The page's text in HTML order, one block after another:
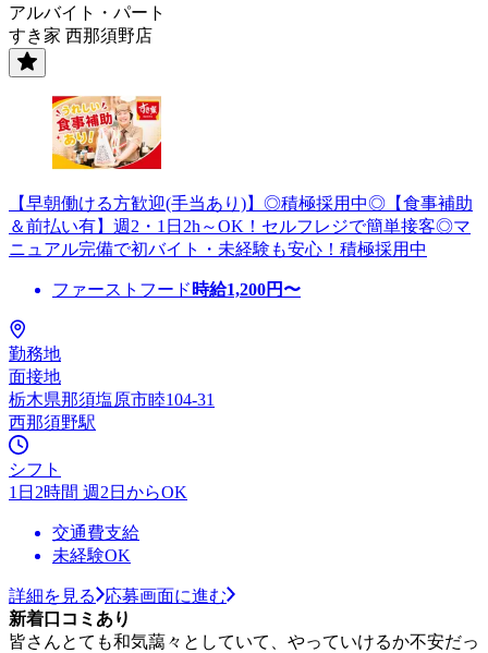
アルバイト・パート
すき家 西那須野店
【早朝働ける方歓迎(手当あり)】◎積極採用中◎【食事補助
＆前払い有】週2・1日2h～OK！セルフレジで簡単接客◎マ
ニュアル完備で初バイト・未経験も安心！積極採用中
ファーストフード 時給1,200円〜
勤務地
面接地
栃木県那須塩原市睦104-31
西那須野駅
シフト
1日2時間 週2日からOK
交通費支給
未経験OK
詳細を見る
応募画面に進む
新着口コミあり
皆さんとても和気藹々としていて、やっていけるか不安だっ